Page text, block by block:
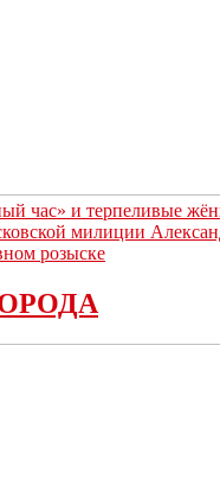
час» и терпеливые
милиции
розыске